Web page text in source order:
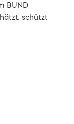
BUND
schützt